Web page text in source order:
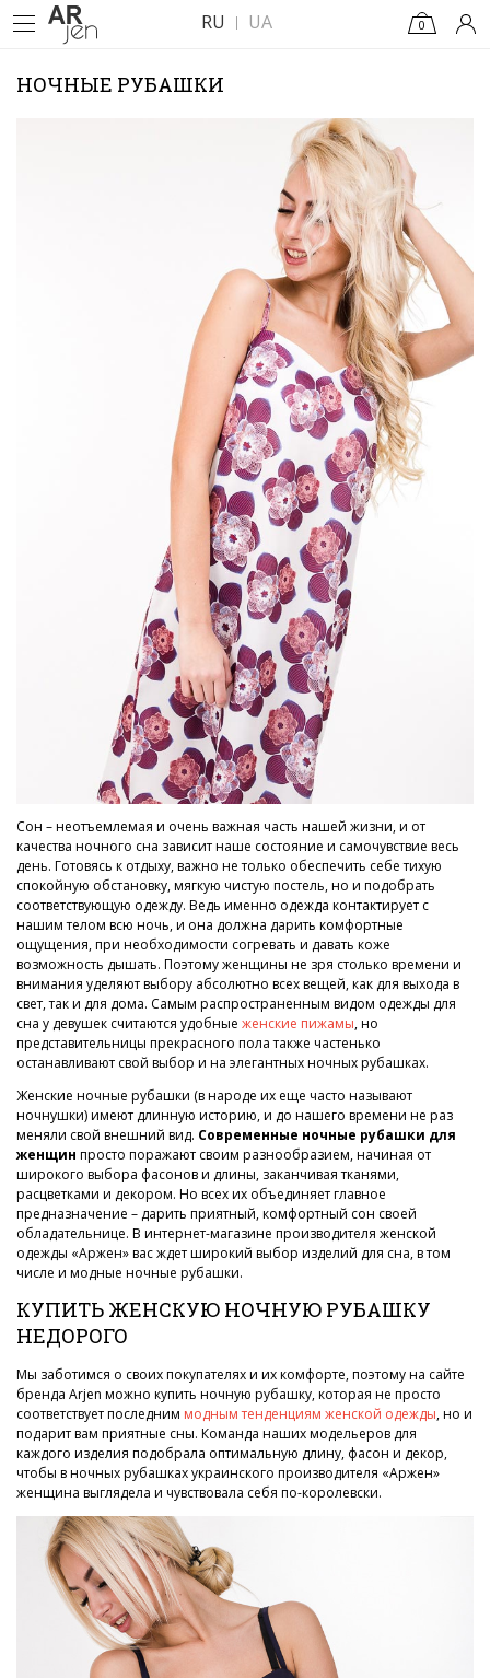
RU UA 0
НОЧНЫЕ РУБАШКИ
Сон – неотъемлемая и очень важная часть нашей жизни, и от
качества ночного сна зависит наше состояние и самочувствие весь
день. Готовясь к отдыху, важно не только обеспечить себе тихую
спокойную обстановку, мягкую чистую постель, но и подобрать
соответствующую одежду. Ведь именно одежда контактирует с
нашим телом всю ночь, и она должна дарить комфортные
ощущения, при необходимости согревать и давать коже
возможность дышать. Поэтому женщины не зря столько времени и
внимания уделяют выбору абсолютно всех вещей, как для выхода в
свет, так и для дома. Самым распространенным видом одежды для
сна у девушек считаются удобные женские пижамы, но
представительницы прекрасного пола также частенько
останавливают свой выбор и на элегантных ночных рубашках.
Женские ночные рубашки (в народе их еще часто называют
ночнушки) имеют длинную историю, и до нашего времени не раз
меняли свой внешний вид. Современные ночные рубашки для
женщин просто поражают своим разнообразием, начиная от
широкого выбора фасонов и длины, заканчивая тканями,
расцветками и декором. Но всех их объединяет главное
предназначение – дарить приятный, комфортный сон своей
обладательнице. В интернет-магазине производителя женской
одежды «Аржен» вас ждет широкий выбор изделий для сна, в том
числе и модные ночные рубашки.
КУПИТЬ ЖЕНСКУЮ НОЧНУЮ РУБАШКУ
НЕДОРОГО
Мы заботимся о своих покупателях и их комфорте, поэтому на сайте
бренда Arjen можно купить ночную рубашку, которая не просто
соответствует последним модным тенденциям женской одежды, но и
подарит вам приятные сны. Команда наших модельеров для
каждого изделия подобрала оптимальную длину, фасон и декор,
чтобы в ночных рубашках украинского производителя «Аржен»
женщина выглядела и чувствовала себя по-королевски.